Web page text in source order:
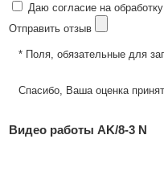
Даю согласие на
Отправить отзыв
* Поля, обязательные для
Спасибо, Ваша оценка
Видео работы AK/8-3 N